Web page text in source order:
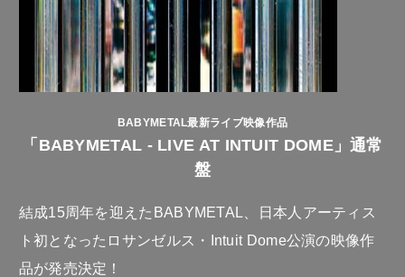
BABYMETAL最新ライブ映像作品
「BABYMETAL - LIVE AT INTUIT DOME」通常
盤
結成15周年を迎えたBABYMETAL、日本人アーティス
ト初となったロサンゼルス・Intuit Dome公演の映像作
品が発売決定！